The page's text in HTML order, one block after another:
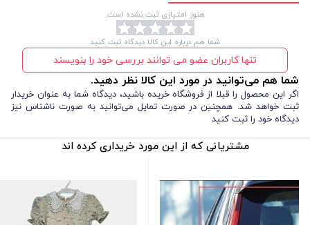
هنوز امتیازی ثبت نشده است.
شما هم درباره این کالا دیدگاه ثبت کنید
تنها کاربران عضو می توانند بررسی خود را بنویسند
شما هم می‌توانید در مورد این کالا نظر دهید.
اگر این محصول را قبلا از فروشگاه خریده باشید، دیدگاه شما به عنوان خریدار
ثبت خواهد شد. همچنین در صورت تمایل می‌توانید به صورت ناشناس نیز
دیدگاه خود را ثبت کنید
مشتریانی که از این مورد خریداری کرده اند